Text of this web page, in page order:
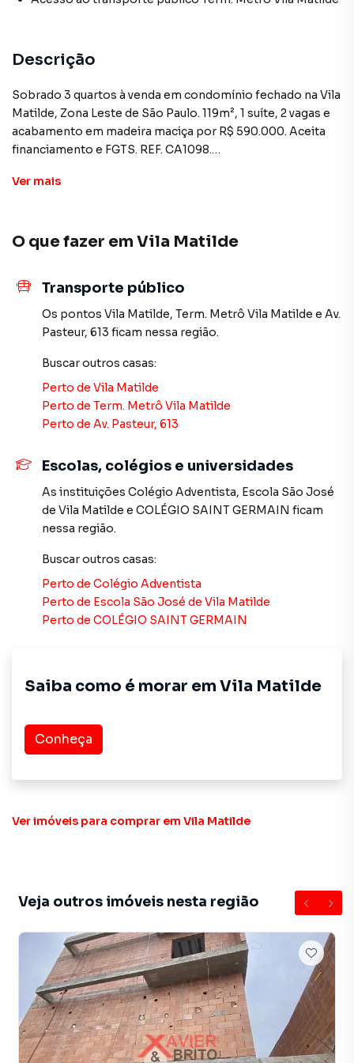
Descrição
Sobrado 3 quartos à venda em condomínio fechado na Vila
Matilde, Zona Leste de São Paulo. 119m², 1 suíte, 2 vagas e
acabamento em madeira maciça por R$ 590.000. Aceita
financiamento e FGTS. REF. CA1098.
O imóvel tem 119m² distribuídos em 3 quartos (sendo 1
como home office, leitura ou espaço de convivência
cobertura Zetaflex automática, garantindo proteção da
área externa com iluminação natural.
O acabamento é o ponto alto deste sobrado em Vila
em madeira maciça, banheiros modernos com louças e
metais atuais e pintura nova em todos os ambientes. O
imóvel já está com estrutura pronta para aquecimento a
gás e instalação de ar-condicionado em todos os
mudança.
São 2 vagas de garagem amplas, com armário para
utensílios incluso. O condomínio fechado é o grande
diferencial: apenas 7 casas, sistema de câmeras de
silencioso, familiar e muito bem cuidado, perfil ideal para
famílias que querem a privacidade de um sobrado individual
com a segurança e a convivência de um condomínio.
e uso de FGTS como entrada. Estuda permutas de menor
valor como parte do pagamento, mediante avaliação de
Se você procura sobrado 3 quartos em condomínio
Casa para Venda em região valorizada do bairro Vila
Matilde, em São Paulo. Não encontrou o que procurava ou
deseja mais informações sobre Casa em São Paulo? Entre
em contato com nossa equipe pelo telefone (11) 2783-
A Imobiliária Xavier e Brito tem mais opções de
apartamentos, casas residenciais e comerciais, sobrados,
terrenos, lojas e barracões para venda ou locação, além de
empreendimentos em construção ou lançamentos na
Ver mais
O que fazer em Vila Matilde
Transporte público
Os pontos Vila Matilde, Term. Metrô Vila Matilde e Av.
Pasteur, 613 ficam nessa região.
Buscar outros casas:
Perto de Vila Matilde
Perto de Term. Metrô Vila Matilde
Perto de Av. Pasteur, 613
Escolas, colégios e universidades
As instituições Colégio Adventista, Escola São José
de Vila Matilde e COLÉGIO SAINT GERMAIN ficam
nessa região.
Buscar outros casas:
Perto de Colégio Adventista
Perto de Escola São José de Vila Matilde
Perto de COLÉGIO SAINT GERMAIN
Saiba como é morar em Vila Matilde
Conheça
Ver imóveis para comprar em Vila Matilde
Veja outros imóveis nesta região